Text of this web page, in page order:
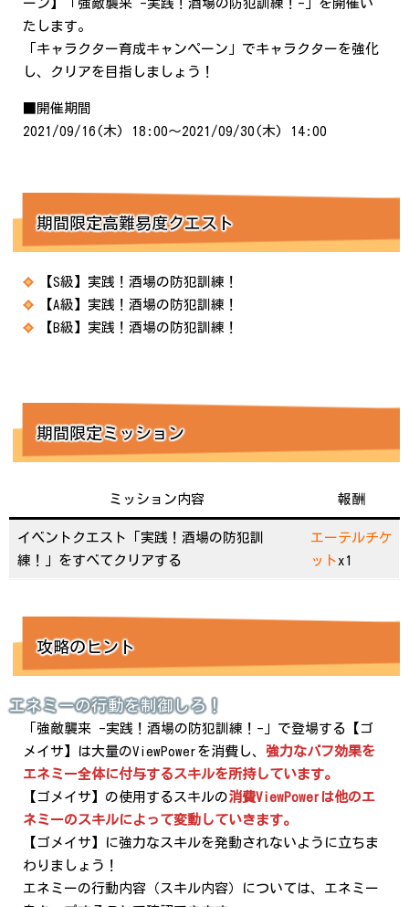
ーン】「強敵襲来 -実践！酒場の防犯訓練！-」を開催い
たします。
「キャラクター育成キャンペーン」でキャラクターを強化
し、クリアを目指しましょう！
■開催期間
2021/09/16(木) 18:00～2021/09/30(木) 14:00
期間限定高難易度クエスト
【S級】実践！酒場の防犯訓練！
【A級】実践！酒場の防犯訓練！
【B級】実践！酒場の防犯訓練！
期間限定ミッション
ミッション内容 報酬
イベントクエスト「実践！酒場の防犯訓
練！」をすべてクリアする
エーテルチケ
ット x1
攻略のヒント
エネミーの行動を制御しろ！
「強敵襲来 -実践！酒場の防犯訓練！-」で登場する【ゴ
メイサ】は大量のViewPowerを消費し、 強力なバフ効果を
エネミー全体に付与するスキルを所持しています。
【ゴメイサ】の使用するスキルの消費ViewPowerは他のエ
ネミーのスキルによって変動していきます。
【ゴメイサ】に強力なスキルを発動されないように立ちま
わりましょう！
エネミーの行動内容（スキル内容）については、エネミー